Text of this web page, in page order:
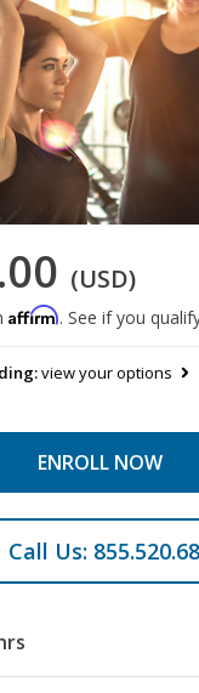
(USD)
Affirm. See if you
view your options
ENROLL NOW
Call Us: